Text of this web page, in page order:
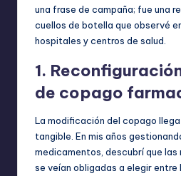
una frase de campaña; fue una
cuellos de botella que observé
hospitales y centros de salud.
1.
de copago
La modificación del copago
tangible. En mis años
medicamentos, descubrí que las
se veían obligadas a elegir entre